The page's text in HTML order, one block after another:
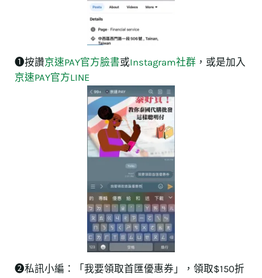
❶按讚京速PAY官方臉書或Instagram社群 ，或是加入
京速PAY官方LINE
➋私訊小編：「我要領取首匯優惠券」，領取$150折